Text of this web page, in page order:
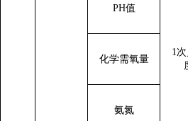
PH值
1 次
化学需氧量
氨氮